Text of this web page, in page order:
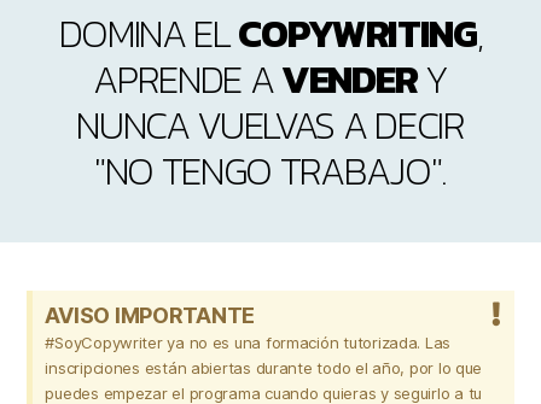
DOMINA ELCOPYWRITING,
APRENDE AVENDERY
NUNCA VUELVAS A DECIR
"NO TENGO TRABAJO".
AVISO IMPORTANTE
#SoyCopywriter ya no es una formación tutorizada. Las
inscripciones están abiertas durante todo el año, por lo que
puedes empezar el programa cuando quieras y seguirlo a tu